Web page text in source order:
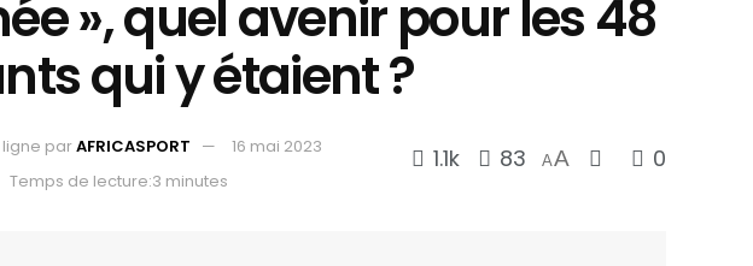
», quel avenir pour les 48
qui y étaient ?
ligne parAFRICASPORT
16 mai 2023
Temps de lecture:3 minutes
1.1k 83 AA 0